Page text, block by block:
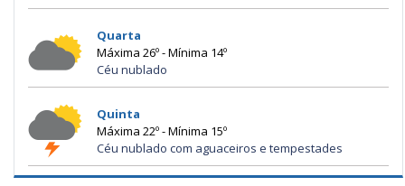
Quarta
Máxima 26º - Mínima 14º
Céu nublado
Quinta
Máxima 22º - Mínima 15º
Céu nublado com aguaceiros e tempestades